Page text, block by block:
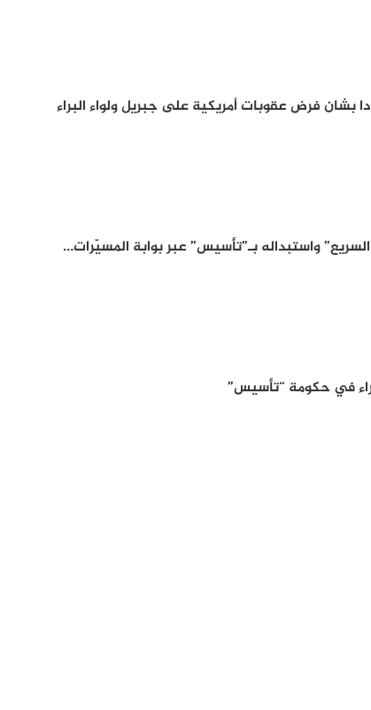
بشان فرض عقوبات أمريكية على جبريل ولواء البراء
واستبداله بـ”تأسيس” عبر بوابة المسيّرات…
في حكومة “تأسيس”